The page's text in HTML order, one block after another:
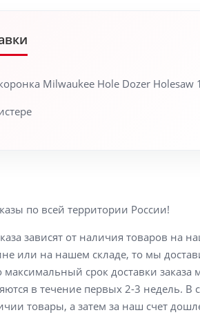
Milwaukee Hole Dozer
по всей территории России!
зависят от наличия товаров
или на нашем складе, то мы
максимальный срок доставки
в течение первых 2-3 недель. В
товары, а затем за наш счет